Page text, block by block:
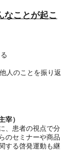
なことが起こ
人のことを振り返
宰）
、患者の視点で分
のセミナーや商品
する啓発運動も継